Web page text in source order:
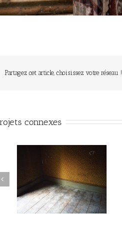
Partagez cet article, choisissez votre réseau !
connexes
Autant parler au vent #014